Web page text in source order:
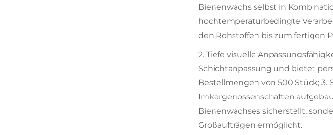
Bienenwachs selbst in
hochtemperaturbedingte
den Rohstoffen bis zum fertigen
2. Tiefe visuelle
Schichtanpassung und bietet
Bestellmengen von 500 Stück;
Imkergenossenschaften
Bienenwachses sicherstellt,
Großaufträgen ermöglicht.